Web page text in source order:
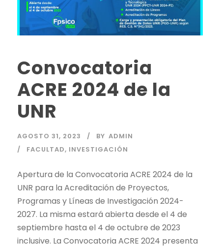
Convocatoria
ACRE 2024 de la
UNR
AGOSTO 31, 2023 BY ADMIN
FACULTAD, INVESTIGACIÓN
Apertura de la Convocatoria ACRE 2024 de la
UNR para la Acreditación de Proyectos,
Programas y Líneas de Investigación 2024-
2027. La misma estará abierta desde el 4 de
septiembre hasta el 4 de octubre de 2023
inclusive. La Convocatoria ACRE 2024 presenta